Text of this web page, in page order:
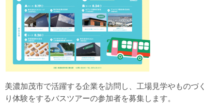
美濃加茂市で活躍する企業を訪問し、工場見学やものづく
り体験をするバスツアーの参加者を募集します。